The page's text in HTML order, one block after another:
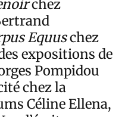
chez
Equuschez
expositions de
Pompidou
chez la
Céline Ellena,